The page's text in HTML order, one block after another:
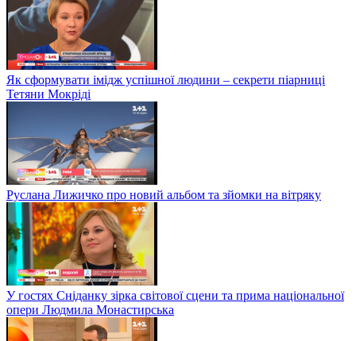
Як сформувати імідж успішної людини – секрети піарниці
Тетяни Мокріді
Руслана Лижичко про новий альбом та зйомки на вітряку
У гостях Сніданку зірка світової сцени та прима національної
опери Людмила Монастирська